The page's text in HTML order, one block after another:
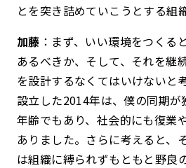
とを突き詰めていこうとする組
加藤 ：まず、いい環境をつくる
あるべきか、そして、それを継
を設計するなくてはいけないと
設立した2014年は、僕の同期が
年齢でもあり、社会的にも復業
ありました。さらに考えると、
は組織に縛られずもともと野良